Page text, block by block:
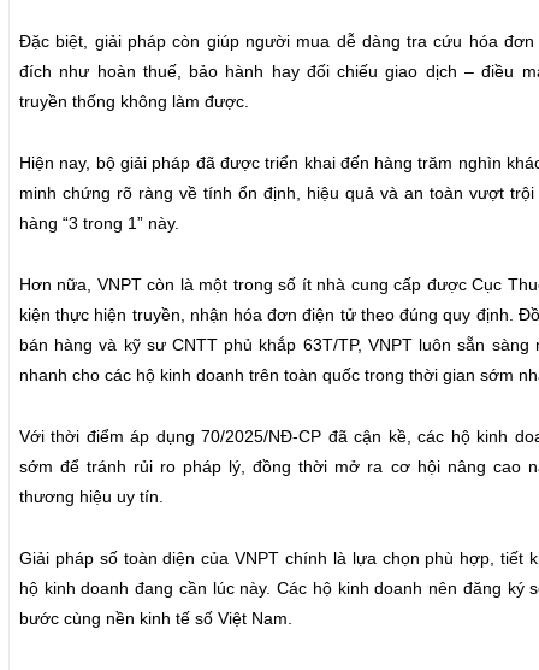
Đặc biệt, giải pháp còn giúp người mua dễ dàng tra cứu hóa
đích như hoàn thuế, bảo hành hay đối chiếu giao dịch – điều
truyền thống không làm được.
Hiện nay, bộ giải pháp đã được triển khai đến hàng trăm nghìn
minh chứng rõ ràng về tính ổn định, hiệu quả và an toàn vượt
hàng “3 trong 1” này.
Hơn nữa, VNPT còn là một trong số ít nhà cung cấp được Cục
kiện thực hiện truyền, nhận hóa đơn điện tử theo đúng quy định.
bán hàng và kỹ sư CNTT phủ khắp 63T/TP, VNPT luôn sẵn
nhanh cho các hộ kinh doanh trên toàn quốc trong thời gian sớm
Với thời điểm áp dụng 70/2025/NĐ-CP đã cận kề, các hộ kinh
sớm để tránh rủi ro pháp lý, đồng thời mở ra cơ hội nâng cao
thương hiệu uy tín.
Giải pháp số toàn diện của VNPT chính là lựa chọn phù hợp, tiết
hộ kinh doanh đang cần lúc này. Các hộ kinh doanh nên đăng ký
bước cùng nền kinh tế số Việt Nam.